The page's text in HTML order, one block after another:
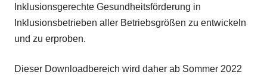
Inklusionsgerechte Gesundheitsförderung in
Inklusionsbetrieben aller Betriebsgrößen zu entwickeln
und zu erproben.
Dieser Downloadbereich wird daher ab Sommer 2022